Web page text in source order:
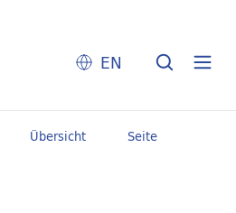
EN
Übersicht Seite